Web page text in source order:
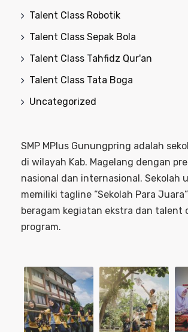
Talent Class Robotik
Talent Class Sepak Bola
Talent Class Tahfidz Qur'an
Talent Class Tata Boga
Uncategorized
SMP MPlus Gunungpring adalah
di wilayah Kab. Magelang dengan
nasional dan internasional. Sekolah
memiliki tagline “Sekolah Para
beragam kegiatan ekstra dan talent
program.